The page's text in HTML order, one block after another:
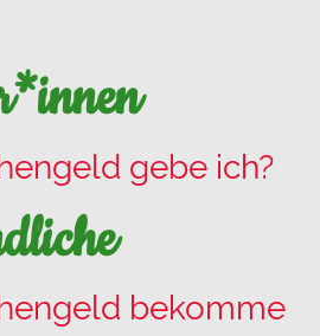
gebe ich?
bekomme